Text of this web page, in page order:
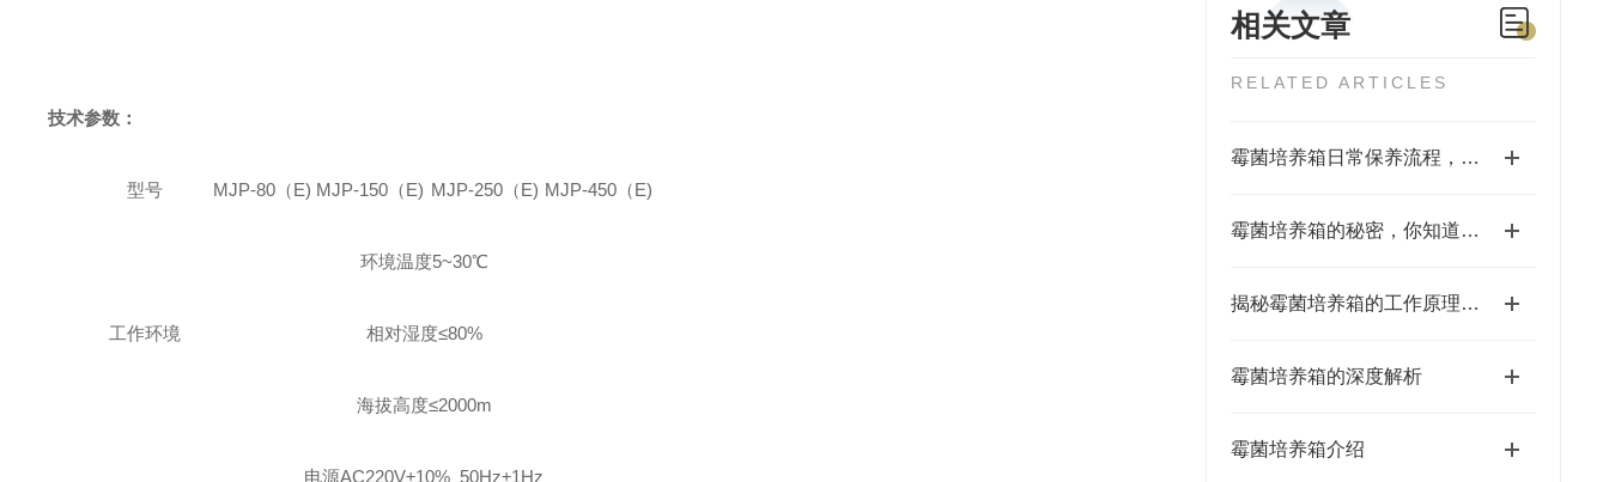
相关文章
RELATED ARTICLES
霉菌培养箱日常保养流程，减少污染延长设备使用周期
霉菌培养箱的秘密，你知道吗？
揭秘霉菌培养箱的工作原理与温度湿度控制
霉菌培养箱的深度解析
霉菌培养箱介绍
技术参数：
型号 MJP-80（E) MJP-150（E) MJP-250（E) MJP-450（E)
工作环境
环境温度5~30℃
相对湿度≤80%
海拔高度≤2000m
电源AC220V±10% 50Hz±1Hz